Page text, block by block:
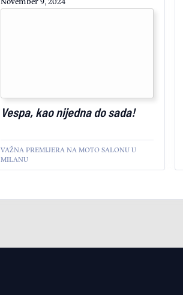
Vespa, kao nijedna do sada!
VAŽNA PREMIJERA NA MOTO SALONU U
MILANU